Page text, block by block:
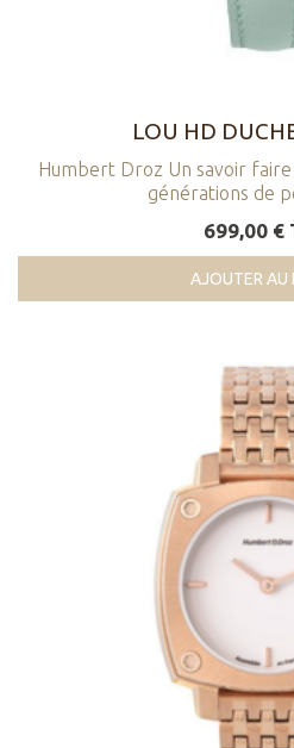
LOU HD
Humbert Droz Un savoir
générations de
699,00 €
AJOUTER AU